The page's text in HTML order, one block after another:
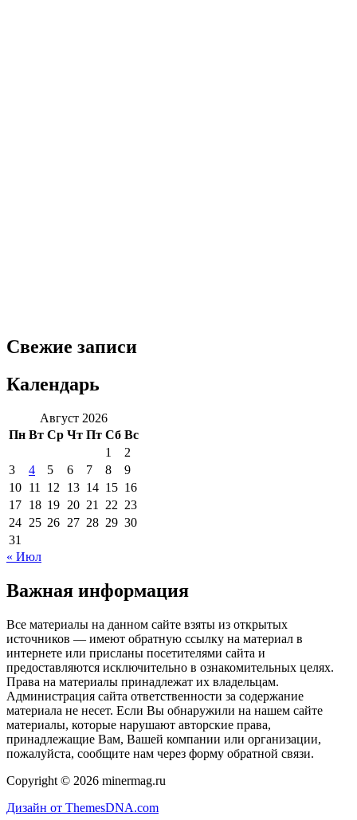
Свежие записи
Календарь
Август 2026
Пн Вт Ср Чт Пт Сб Вс
1
2
3
4 5 6 7 8
9
10 11 12 13 14 15 16
17 18 19 20 21 22 23
24 25 26 27 28 29 30
31
« Июл
Важная информация
Все материалы на данном сайте взяты из открытых
источников — имеют обратную ссылку на материал в
интернете или присланы посетителями сайта и
предоставляются исключительно в ознакомительных целях.
Права на материалы принадлежат их владельцам.
Администрация сайта ответственности за содержание
материала не несет. Если Вы обнаружили на нашем сайте
материалы, которые нарушают авторские права,
принадлежащие Вам, Вашей компании или организации,
пожалуйста, сообщите нам через форму обратной связи.
Copyright © 2026 minermag.ru
Дизайн от ThemesDNA.com